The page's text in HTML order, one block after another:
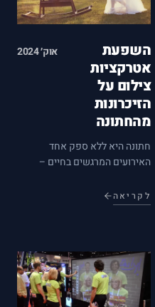
השפעת
אטרקציות
צילום על
הזיכרונות
מהחתונה
אוק׳ 2024
חתונה היא ללא ספק אחד
האירועים המרגשים בחיים –
לאחד ומקדשים זה את זו לנגד
עיניהם האוהבות של היקרים
לזיכרון מיוחד…
לקריאה